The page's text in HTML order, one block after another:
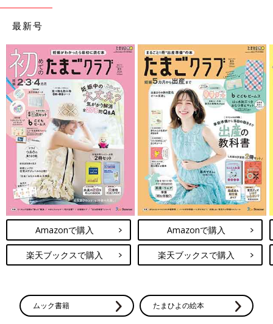
記録できる「成長きろく」も大人気！
ダウンロード（無料）
育児中におススメの本
最新! 初めての育児新百科 (ベネッセ・ムック たまひよブッ
クス たまひよ新百科シリーズ)
大人気「新百科シリーズ」の「育児新百科」がリニューアル！
新生児から3歳まで、月齢別に毎日の赤ちゃんの成長の様子とマ
マ＆パパができることを徹底紹介。
毎日のお世話を基本からていねいに解説。
新生児期からのお世話も写真でよくわかる！ 月齢別に、体・心
の成長とかかわりかたを掲載。
ワンオペおふろの手順など、ママ・パパの「困った！」を具体的
なテクで解決。
予防接種や乳幼児健診、事故・けがの予防と対策、病気の受診の
つき。
最新号
Amazonで購入
楽天ブックスで購入
Amazonで購入
楽天ブックスで購入
ムック書籍 たまひよの絵本